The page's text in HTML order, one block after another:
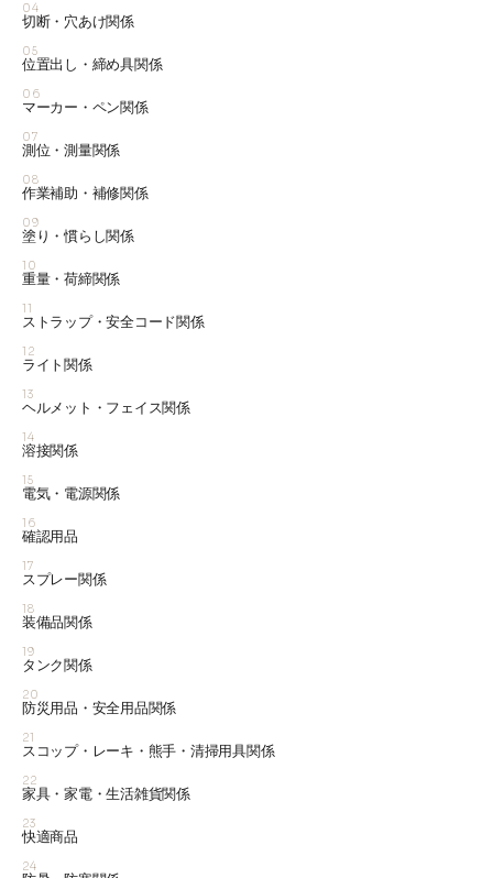
04
切断・穴あけ関係
05
位置出し・締め具関係
06
マーカー・ペン関係
07
測位・測量関係
08
作業補助・補修関係
09
塗り・慣らし関係
10
重量・荷締関係
11
ストラップ・安全コード関係
12
ライト関係
13
ヘルメット・フェイス関係
14
溶接関係
15
電気・電源関係
16
確認用品
17
スプレー関係
18
装備品関係
19
タンク関係
20
防災用品・安全用品関係
21
スコップ・レーキ・熊手・清掃用具関係
22
家具・家電・生活雑貨関係
23
快適商品
24